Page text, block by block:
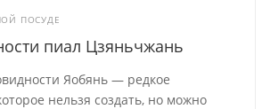
ПОСУДЕ
пиал Цзяньчжань
Яобянь — редкое
нельзя создать, но можно